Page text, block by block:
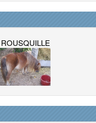
ROUSQUILLE